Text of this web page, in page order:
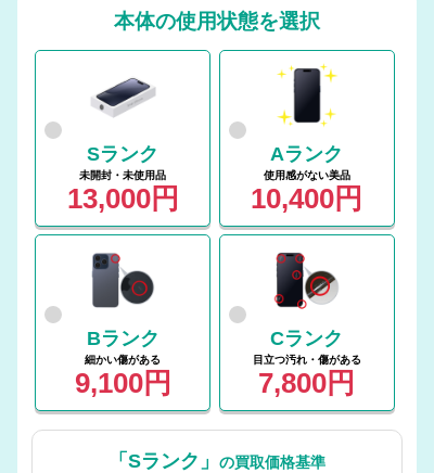
本体の使用状態を選択
Sランク
未開封・未使用品
13,000円
Aランク
使用感がない美品
10,400円
Bランク
細かい傷がある
9,100円
Cランク
目立つ汚れ・傷がある
7,800円
「Sランク」 の買取価格基準